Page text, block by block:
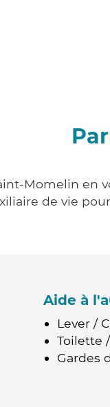
Momelin en
de vie
Aide à
Lever /
Toilette
Gardes